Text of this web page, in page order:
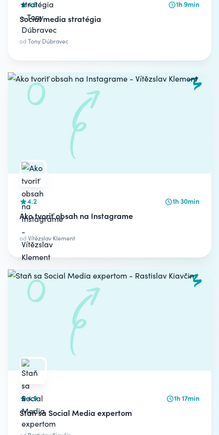
4.9 1h 9min
Social media stratégia
odTony Dúbravec
4.2 1h 30min
Ako tvoriť obsah na Instagrame
odVítězslav Klement
4.9 1h 17min
Staň sa Social Media expertom